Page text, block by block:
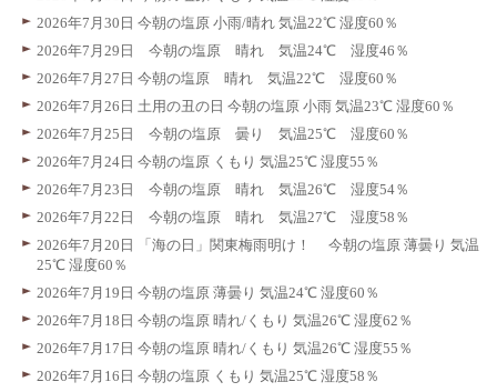
2026年7月30日 今朝の塩原 小雨/晴れ 気温22℃ 湿度60％
2026年7月29日 今朝の塩原 晴れ 気温24℃ 湿度46％
2026年7月27日 今朝の塩原 晴れ 気温22℃ 湿度60％
2026年7月26日 土用の丑の日 今朝の塩原 小雨 気温23℃ 湿度60％
2026年7月25日 今朝の塩原 曇り 気温25℃ 湿度60％
2026年7月24日 今朝の塩原 くもり 気温25℃ 湿度55％
2026年7月23日 今朝の塩原 晴れ 気温26℃ 湿度54％
2026年7月22日 今朝の塩原 晴れ 気温27℃ 湿度58％
2026年7月20日 「海の日」関東梅雨明け！ 今朝の塩原 薄曇り 気温
25℃ 湿度60％
2026年7月19日 今朝の塩原 薄曇り 気温24℃ 湿度60％
2026年7月18日 今朝の塩原 晴れ/くもり 気温26℃ 湿度62％
2026年7月17日 今朝の塩原 晴れ/くもり 気温26℃ 湿度55％
2026年7月16日 今朝の塩原 くもり 気温25℃ 湿度58％